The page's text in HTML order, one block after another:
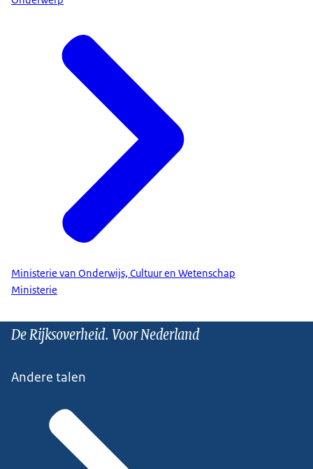
Ministerie van Onderwijs, Cultuur en Wetenschap
Ministerie
De Rijksoverheid. Voor Nederland
Andere talen